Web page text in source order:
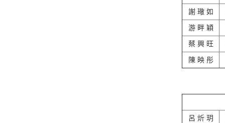
謝 璥 如
游 畔 穎
蔡 興 旺
陳 映 彤
呂 炘 玥